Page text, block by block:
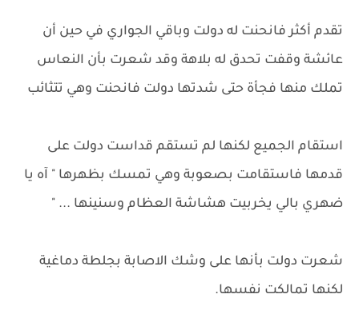
تقدم أكثر فانحنت له دولت وباقي الجواري في حين أن
عائشة وقفت تحدق له بلاهة وقد شعرت بأن النعاس
تملك منها فجأة حتى شدتها دولت فانحنت وهي تتثائب
استقام الجميع لكنها لم تستقم قداست دولت على
قدمها فاستقامت بصعوبة وهي تمسك بظهرها " آه يا
ضهري بالي يخربيت هشاشة العظام وسنينها ... "
شعرت دولت بأنها على وشك الاصابة بجلطة دماغية
لكنها تمالكت نفسها.